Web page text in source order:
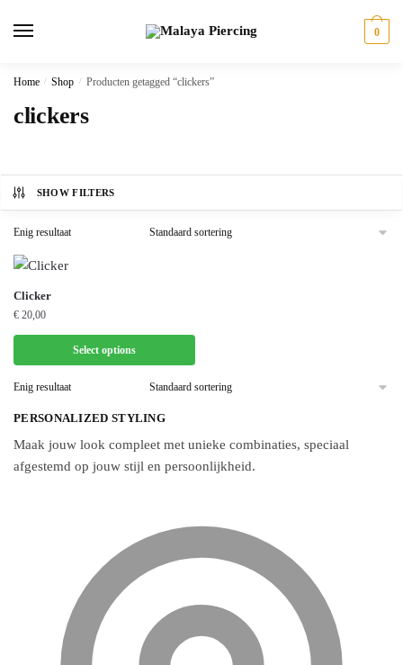
0
Home / Shop / Producten getagged “clickers”
clickers
SHOW FILTERS
Enig resultaat
Clicker
€ 20,00
Select options
Dit
product
heeft
meerdere
variaties.
optie
kan
gekozen
Enig resultaat
PERSONALIZED STYLING
Maak jouw look compleet met unieke combinaties, speciaal
afgestemd op jouw stijl en persoonlijkheid.